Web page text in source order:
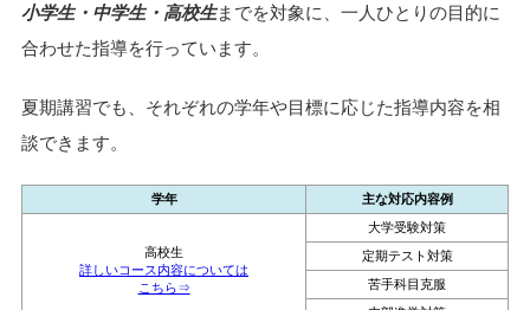
個別教室のトライのコース
個別教室のトライが対応している学年別のコースをご紹介し
ます。
小学生・中学生・高校生
までを対象に、一人ひとりの目的に
夏期講習でも、それぞれの学年や目標に応じた指導内容を相